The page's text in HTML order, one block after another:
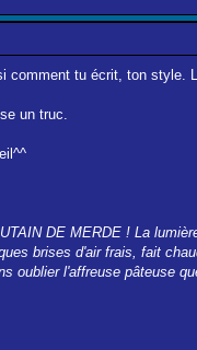
tu écrit, ton style.
un truc.
DE MERDE ! La
brises d'air frais, fait
oublier l'affreuse pâteuse